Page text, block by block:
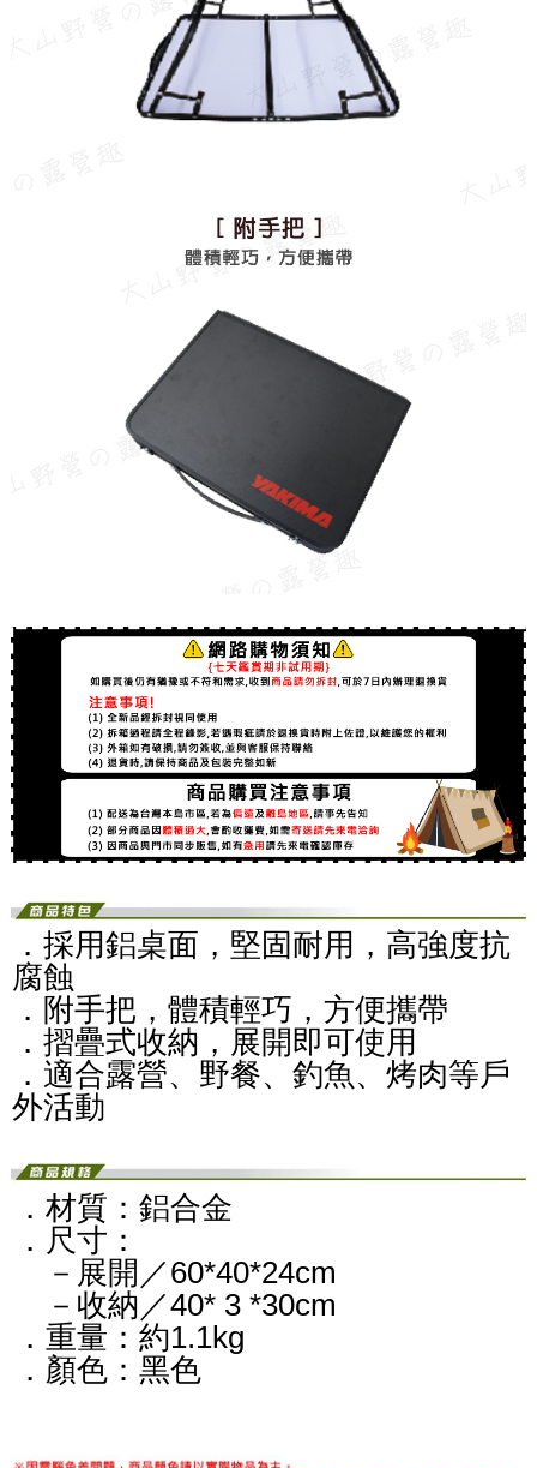
．採用鋁桌面，堅固耐用，高強度抗
腐蝕
．附手把，體積輕巧，方便攜帶
．摺疊式收納，展開即可使用
．適合露營、野餐、釣魚、烤肉等戶
外活動
．材質：鋁合金
．尺寸：
－展開／60*40*24cm
－收納／40* 3 *30cm
．重量：約1.1kg
．顏色：黑色